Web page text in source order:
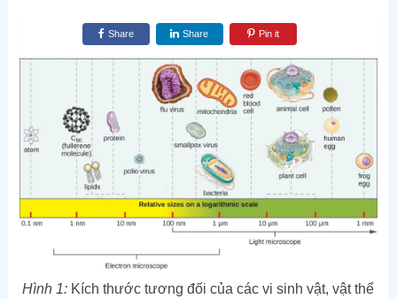
Share Share Pin it
Hình 1: Kích thước tương đối của các vi sinh vật, vật thể